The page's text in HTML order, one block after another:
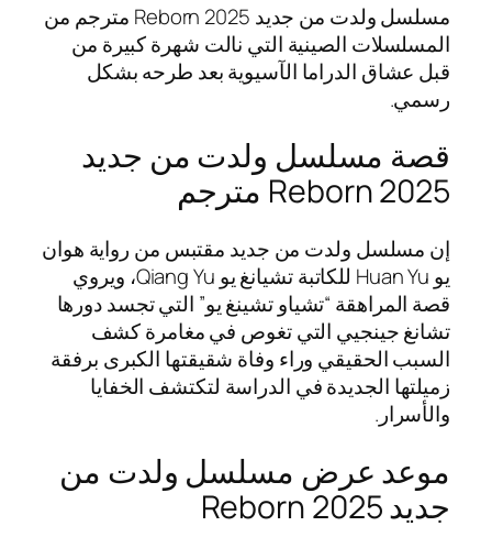
مسلسل ولدت من جديد Reborn 2025 مترجم من
المسلسلات الصينية التي نالت شهرة كبيرة من
قبل عشاق الدراما الآسيوية بعد طرحه بشكل
رسمي.
قصة مسلسل ولدت من جديد
Reborn 2025 مترجم
إن مسلسل ولدت من جديد مقتبس من رواية هوان
يو Huan Yu للكاتبة تشيانغ يو Qiang Yu، ويروي
قصة المراهقة “تشياو تشينغ يو” التي تجسد دورها
تشانغ جينجيي التي تغوص في مغامرة كشف
السبب الحقيقي وراء وفاة شقيقتها الكبرى برفقة
زميلتها الجديدة في الدراسة لتكتشف الخفايا
والأسرار.
موعد عرض مسلسل ولدت من
جديد Reborn 2025